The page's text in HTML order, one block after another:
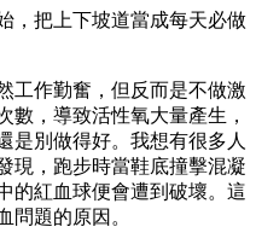
，把上下坡道當成每天必做
工作勤奮，但反而是不做激
數，導致活性氧大量產生，
是別做得好。我想有很多人
現，跑步時當鞋底撞擊混凝
的紅血球便會遭到破壞。這
問題的原因。